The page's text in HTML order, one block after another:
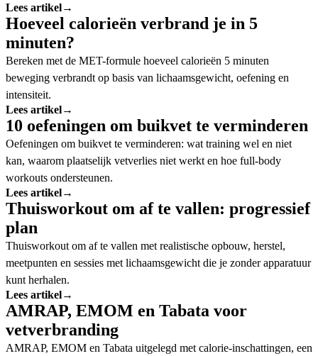
Lees artikel→
Hoeveel calorieën verbrand je in 5
minuten?
Bereken met de MET-formule hoeveel calorieën 5 minuten
beweging verbrandt op basis van lichaamsgewicht, oefening en
intensiteit.
Lees artikel→
10 oefeningen om buikvet te verminderen
Oefeningen om buikvet te verminderen: wat training wel en niet
kan, waarom plaatselijk vetverlies niet werkt en hoe full-body
workouts ondersteunen.
Lees artikel→
Thuisworkout om af te vallen: progressief
plan
Thuisworkout om af te vallen met realistische opbouw, herstel,
meetpunten en sessies met lichaamsgewicht die je zonder apparatuur
kunt herhalen.
Lees artikel→
AMRAP, EMOM en Tabata voor
vetverbranding
AMRAP, EMOM en Tabata uitgelegd met calorie-inschattingen, een